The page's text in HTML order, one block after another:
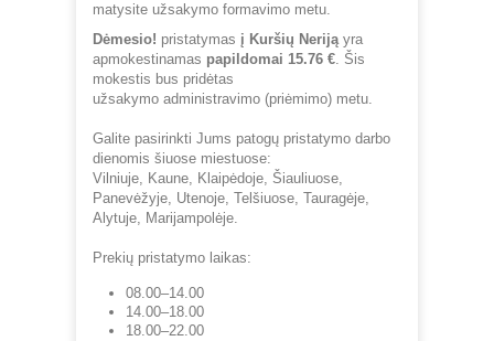
matysite užsakymo formavimo metu.
Dėmesio! pristatymas į Kuršių Nerijąyra
apmokestinamas papildomai 15.76 €. Šis
mokestis bus pridėtas
užsakymo administravimo (priėmimo) metu.
Galite pasirinkti Jums patogų pristatymo darbo
dienomis šiuose miestuose:
Vilniuje, Kaune, Klaipėdoje, Šiauliuose,
Panevėžyje, Utenoje, Telšiuose, Tauragėje,
Alytuje, Marijampolėje.
Prekių pristatymo laikas:
08.00–14.00
14.00–18.00
18.00–22.00